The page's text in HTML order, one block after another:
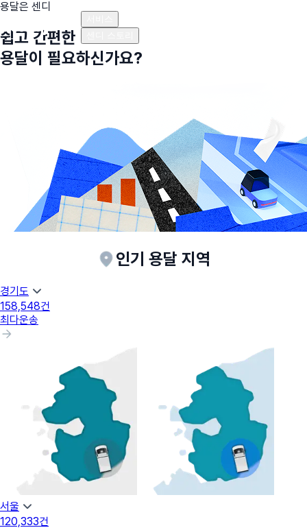
용달은 센디
쉽고 간편한
용달이 필요하신가요?
인기 용달 지역
경기도
158,548건
최다운송
서울
120,333건